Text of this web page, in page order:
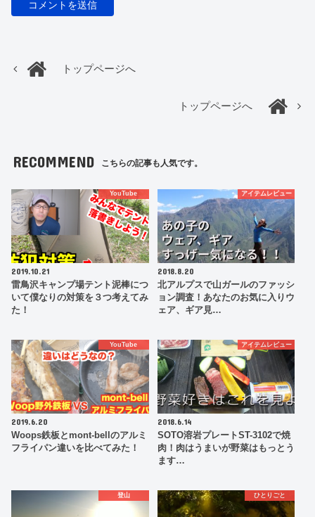
トップページへ
トップページへ
RECOMMEND こちらの記事も人気です。
YouTube
2019.10.21
雷鳥沢キャンプ場テント泥棒につ
いて僕なりの対策を３つ考えてみ
た！
アイテムレビュー
2018.8.20
北アルプスで山ガールのファッシ
ョン調査！あなたのお気に入りウ
ェア、ギア見…
YouTube
2019.6.20
Woops鉄板とmont-bellのアルミ
フライパン違いを比べてみた！
アイテムレビュー
2018.6.14
SOTO溶岩プレートST-3102で焼
肉！肉はうまいが野菜はもっとう
ます…
登山 ひとりごと